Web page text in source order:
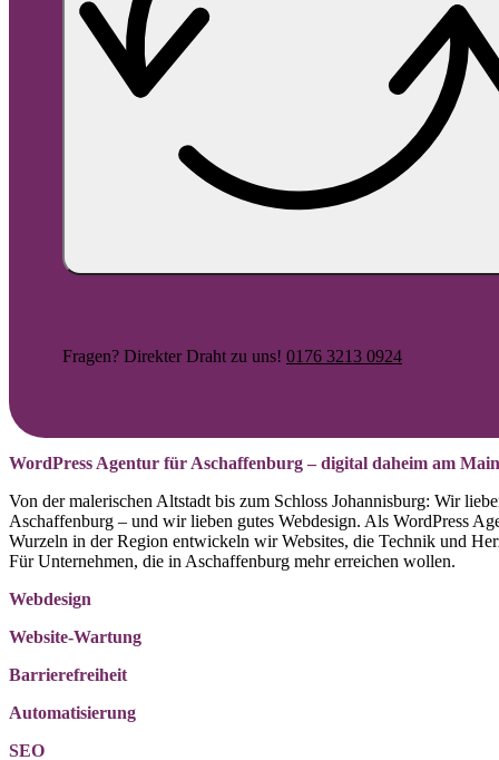
WordPress Agentur für Aschaffenburg – digital daheim am Main
Von der malerischen Altstadt bis zum Schloss Johannisburg: Wir
Aschaffenburg – und wir lieben gutes Webdesign. Als WordPress
Wurzeln in der Region entwickeln wir Websites, die Technik und
Für Unternehmen, die in Aschaffenburg mehr erreichen wollen.
Webdesign
Website-Wartung
Barrierefreiheit
Automatisierung
SEO
Fragen? Direkter Draht zu uns! 0176 3213 0924